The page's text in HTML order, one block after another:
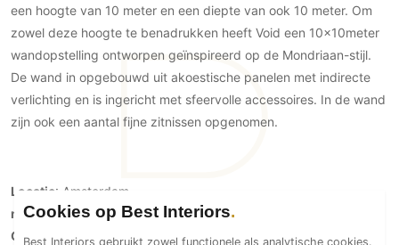
een hoogte van 10 meter en een diepte van ook 10 meter. Om
zowel deze hoogte te benadrukken heeft Void een 10x10meter
wandopstelling ontworpen geïnspireerd op de Mondriaan-stijl.
De wand in opgebouwd uit akoestische panelen met indirecte
verlichting en is ingericht met sfeervolle accessoires. In de wand
zijn ook een aantal fijne zitnissen opgenomen.
Locatie: Amsterdam
m2: 600 m2
Opdrachtgever
: Mondriaantoren
Cookies op Best Interiors
Best Interiors gebruikt zowel functionele als analytische cookies.